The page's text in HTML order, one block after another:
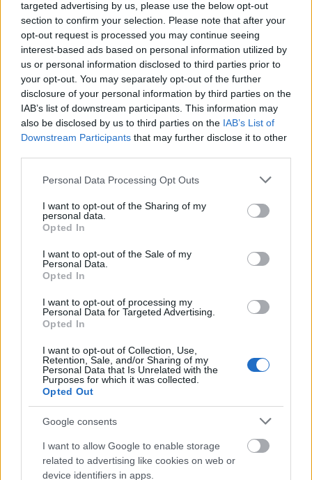
targeted advertising by us, please use the below opt-out
section to confirm your selection. Please note that after your
opt-out request is processed you may continue seeing
interest-based ads based on personal information utilized by
us or personal information disclosed to third parties prior to
your opt-out. You may separately opt-out of the further
disclosure of your personal information by third parties on the
IAB’s list of downstream participants. This information may
also be disclosed by us to third parties on the IAB’s List of
Downstream Participants that may further disclose it to other
Please note that this website/app uses one or more Google
not limited to your visit or usage behaviour. You may click to
grant or deny consent to Google and its third-party tags to
use your data for below specified purposes in below Google
consent section.
Personal Data Processing Opt Outs
I want to opt-out of the Sharing of my
personal data.
Opted In
I want to opt-out of the Sale of my
Personal Data.
Opted In
I want to opt-out of processing my
Personal Data for Targeted Advertising.
Opted In
I want to opt-out of Collection, Use,
Retention, Sale, and/or Sharing of my
Personal Data that Is Unrelated with the
Purposes for which it was collected.
Opted Out
Google consents
I want to allow Google to enable storage
related to advertising like cookies on web or
device identifiers in apps.
gyapjúfonalaival szivárványos ecsetcsíkokat
húz, amikor képeibe belenemezeli azokat.
A 2006-ban felújított Székely Bertalan
Műteremház különös hangulatú,
többfunkciós, egyedi tér, amelyben Szadán és
környékén élő képző és iparművészek
kiállításai láthatók.
A kiállítás megtekinthető aszadai Székely
Szada, Székely Bertalan u. 22.),október 24 -
től november 15-ig keddtől péntekig 15-
18 óráig, ettől eltérő időpontban előzetes
bejelentkezéssel.
Telefon: 28/405-453, e-mail:
szada@telehaz.hu
Kiállítás Képzőművészet Képző